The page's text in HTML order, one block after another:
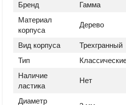
Бренд
Гамма
Материал
корпуса
Дерево
Вид корпуса
Трехгранный
Тип
Наличие
ластика
Нет
Диаметр